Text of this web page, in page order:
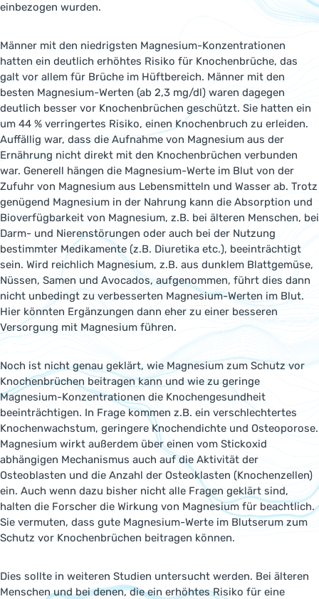
einbezogen wurden.
Männer mit den niedrigsten Magnesium-Konzentrationen
hatten ein deutlich erhöhtes Risiko für Knochenbrüche, das
galt vor allem für Brüche im Hüftbereich. Männer mit den
besten Magnesium-Werten (ab 2,3 mg/dl) waren dagegen
deutlich besser vor Knochenbrüchen geschützt. Sie hatten ein
um 44 % verringertes Risiko, einen Knochenbruch zu erleiden.
Auffällig war, dass die Aufnahme von Magnesium aus der
Ernährung nicht direkt mit den Knochenbrüchen verbunden
war. Generell hängen die Magnesium-Werte im Blut von der
Zufuhr von Magnesium aus Lebensmitteln und Wasser ab. Trotz
genügend Magnesium in der Nahrung kann die Absorption und
Bioverfügbarkeit von Magnesium, z.B. bei älteren Menschen, bei
Darm- und Nierenstörungen oder auch bei der Nutzung
bestimmter Medikamente (z.B. Diuretika etc.), beeinträchtigt
sein. Wird reichlich Magnesium, z.B. aus dunklem Blattgemüse,
Nüssen, Samen und Avocados, aufgenommen, führt dies dann
nicht unbedingt zu verbesserten Magnesium-Werten im Blut.
Hier könnten Ergänzungen dann eher zu einer besseren
Versorgung mit Magnesium führen.
Noch ist nicht genau geklärt, wie Magnesium zum Schutz vor
Knochenbrüchen beitragen kann und wie zu geringe
Magnesium-Konzentrationen die Knochengesundheit
beeinträchtigen. In Frage kommen z.B. ein verschlechtertes
Knochenwachstum, geringere Knochendichte und Osteoporose.
Magnesium wirkt außerdem über einen vom Stickoxid
abhängigen Mechanismus auch auf die Aktivität der
Osteoblasten und die Anzahl der Osteoklasten (Knochenzellen)
ein. Auch wenn dazu bisher nicht alle Fragen geklärt sind,
halten die Forscher die Wirkung von Magnesium für beachtlich.
Sie vermuten, dass gute Magnesium-Werte im Blutserum zum
Schutz vor Knochenbrüchen beitragen können.
Dies sollte in weiteren Studien untersucht werden. Bei älteren
Menschen und bei denen, die ein erhöhtes Risiko für eine